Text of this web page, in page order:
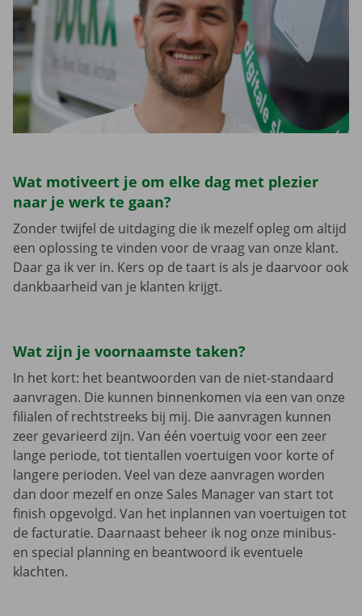
Wat motiveert je om elke dag met plezier
naar je werk te gaan?
Zonder twijfel de uitdaging die ik mezelf opleg om altijd
een oplossing te vinden voor de vraag van onze klant.
Daar ga ik ver in. Kers op de taart is als je daarvoor ook
dankbaarheid van je klanten krijgt.
Wat zijn je voornaamste taken?
In het kort: het beantwoorden van de niet-standaard
aanvragen. Die kunnen binnenkomen via een van onze
filialen of rechtstreeks bij mij. Die aanvragen kunnen
zeer gevarieerd zijn. Van één voertuig voor een zeer
lange periode, tot tientallen voertuigen voor korte of
langere perioden. Veel van deze aanvragen worden
dan door mezelf en onze Sales Manager van start tot
finish opgevolgd. Van het inplannen van voertuigen tot
de facturatie. Daarnaast beheer ik nog onze minibus-
en special planning en beantwoord ik eventuele
klachten.